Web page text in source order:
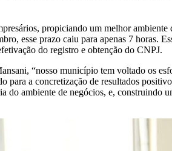
propiciando um melhor
esse prazo caiu para apenas 7 horas.
do registro e obtenção do CNPJ.
“nosso município tem voltado os
para a concretização de resultados
ambiente de negócios, e, construindo